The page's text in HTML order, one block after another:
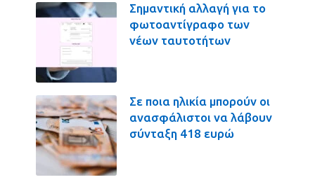
Σημαντική αλλαγή για το
φωτοαντίγραφο των
νέων ταυτοτήτων
Σε ποια ηλικία μπορούν οι
ανασφάλιστοι να λάβουν
σύνταξη 418 ευρώ